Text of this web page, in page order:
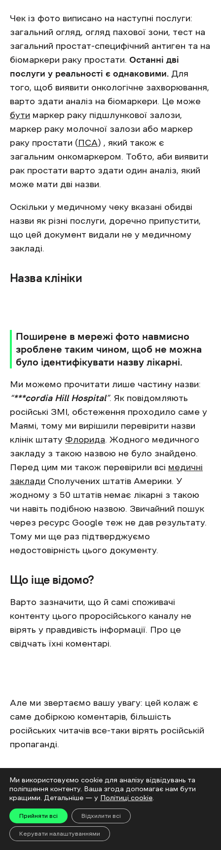
Чек із фото виписано на наступні послуги:
загальний огляд, огляд пахової зони, тест на
загальний простат-специфічний антиген та на
біомаркери раку простати. Останні дві
послуги у реальності є однаковими. Для
того, щоб виявити онкологічне захворювання,
варто здати аналіз на біомаркери. Це може
бути маркер раку підшлункової залози,
маркер раку молочної залози або маркер
раку простати (ПСА) , який також є
загальним онкомаркером. Тобто, аби виявити
рак простати варто здати один аналіз, який
може мати дві назви.
Оскільки у медичному чеку вказані обидві
назви як різні послуги, доречно припустити,
що цей документ видали не у медичному
закладі.
Назва клініки
Поширене в мережі фото навмисно
зроблене таким чином, щоб не можна
було ідентифікувати назву лікарні.
Ми можемо прочитати лише частину назви:
“***cordia Hill Hospital”. Як повідомляють
російські ЗМІ, обстеження проходило саме у
Маямі, тому ми вирішили перевірити назви
клінік штату Флорида. Жодного медичного
закладу з такою назвою не було знайдено.
Перед цим ми також перевірили всі медичні
заклади Сполучених штатів Америки. У
жодному з 50 штатів немає лікарні з такою
чи навіть подібною назвою. Звичайний пошук
через ресурс Google теж не дав результату.
Тому ми ще раз підтверджуємо
недостовірність цього документу.
Що іще відомо?
Варто зазначити, що й самі споживачі
контенту цього проросійського каналу не
вірять у правдивість інформації. Про це
свідчать їхні коментарі.
Але ми звертаємо вашу увагу: цей колаж є
саме добіркою коментарів, більшість
російських читачів все-таки вірять російській
пропаганді.
Висновок
Опублікований медичний документ виявився
черговим фейком проросійських медіа,
націленим на дискредитацію президента
України. Не дивлячись на якісну підготовку
Ми використовуємо cookie для аналізу відвідувань та
поліпшення контенту. Ваша згода допомагає нам бути
кращими. Детальніше — у Політиці cookie
Прийняти всі Відхилити всі
Керувати налаштуваннями